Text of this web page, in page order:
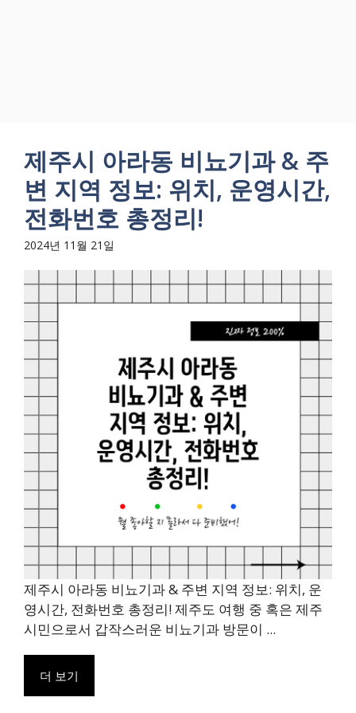
제주시 아라동 비뇨기과 & 주
변 지역 정보: 위치, 운영시간,
전화번호 총정리!
2024년 11월 21일
제주시 아라동 비뇨기과 & 주변 지역 정보: 위치, 운
영시간, 전화번호 총정리! 제주도 여행 중 혹은 제주
시민으로서 갑작스러운 비뇨기과 방문이 ...
더 보기